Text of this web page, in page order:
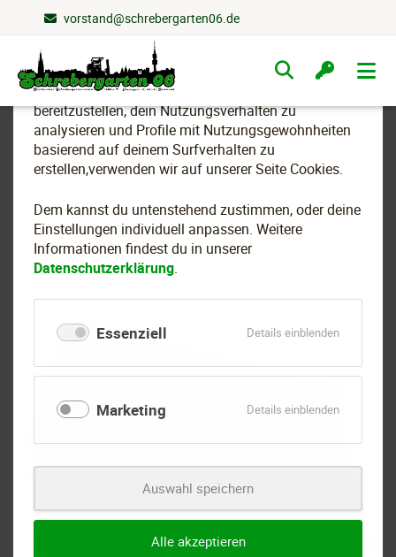
Wir nutzen Cookies
Um essenzielle Funktionen dieser Webseite
bereitzustellen, dein Nutzungsverhalten zu
analysieren und Profile mit Nutzungsgewohnheiten
basierend auf deinem Surfverhalten zu
erstellen,verwenden wir auf unserer Seite Cookies.
Dem kannst du untenstehend zustimmen, oder deine
Einstellungen individuell anpassen. Weitere
Informationen findest du in unserer
Datenschutzerklärung.
Essenziell Details einblendenfür
Marketing Details einblendenfür
Auswahl speichern
Alle akzeptieren
vorstand@schrebergarten06.de
Navigation
überspringen
Abgabe der Arbeitskarten
am letzten November-
Wochenende 2018